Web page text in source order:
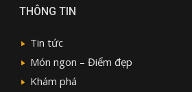
THÔNG TIN
Tin tức
Món ngon – Điểm đẹp
Khám phá